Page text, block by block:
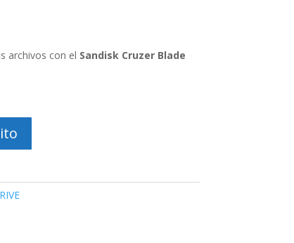
archivos con el Sandisk Cruzer Blade